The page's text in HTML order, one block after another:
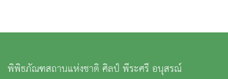
พิพิธภัณฑสถานแห่งชาติ ศิลป์ พีระศรี อนุสรณ์